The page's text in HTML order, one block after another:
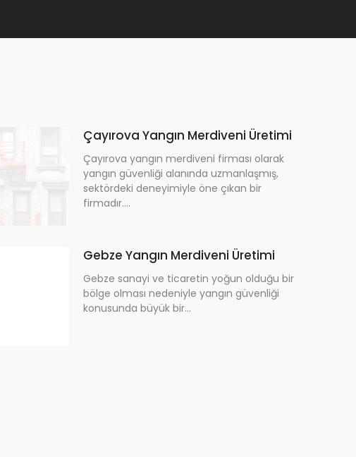
Çayırova Yangın Merdiveni Üretimi
Çayırova yangın merdiveni firması olarak
yangın güvenliği alanında uzmanlaşmış,
sektördeki deneyimiyle öne çıkan bir
firmadır....
Gebze Yangın Merdiveni Üretimi
Gebze sanayi ve ticaretin yoğun olduğu bir
bölge olması nedeniyle yangın güvenliği
konusunda büyük bir...